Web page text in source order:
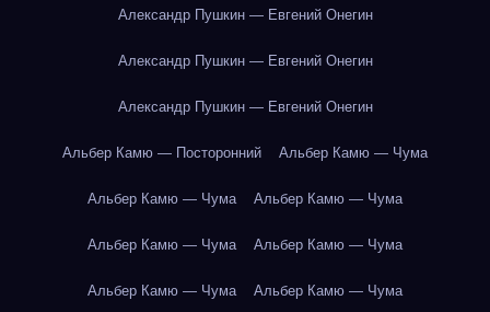
Александр Пушкин — Евгений Онегин
Александр Пушкин — Евгений Онегин
Александр Пушкин — Евгений Онегин
Альбер Камю — Посторонний Альбер Камю — Чума
Альбер Камю — Чума Альбер Камю — Чума
Альбер Камю — Чума Альбер Камю — Чума
Альбер Камю — Чума Альбер Камю — Чума